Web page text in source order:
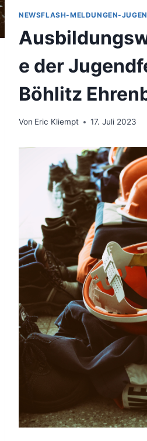
NEWSFLASH-MELDUNGEN-
e der
Böhlitz
Von Eric Kliempt 17. Juli 2023